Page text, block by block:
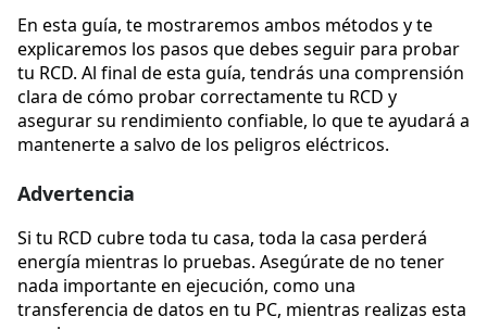
En esta guía, te mostraremos ambos métodos y te
explicaremos los pasos que debes seguir para probar
tu RCD. Al final de esta guía, tendrás una comprensión
clara de cómo probar correctamente tu RCD y
asegurar su rendimiento confiable, lo que te ayudará a
mantenerte a salvo de los peligros eléctricos.
Advertencia
Si tu RCD cubre toda tu casa, toda la casa perderá
energía mientras lo pruebas. Asegúrate de no tener
nada importante en ejecución, como una
transferencia de datos en tu PC, mientras realizas esta